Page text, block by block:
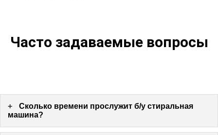
Часто задаваемые вопросы
+
Сколько времени прослужит б/у стиральная
машина?